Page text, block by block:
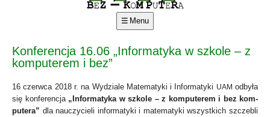
Menu
Konferencja 16.06 „Informatyka w szkole – z
komputerem i bez”
16 czerw­ca 2018 r. na Wydzia­le Mate­ma­ty­ki i Infor­ma­ty­ki UAM odby­ła
się kon­fe­ren­cja „Infor­ma­ty­ka w szko­le – z kom­pu­te­rem i bez kom­
pu­te­ra” dla nauczy­cie­li infor­ma­ty­ki i mate­ma­ty­ki wszyst­kich szcze­bli